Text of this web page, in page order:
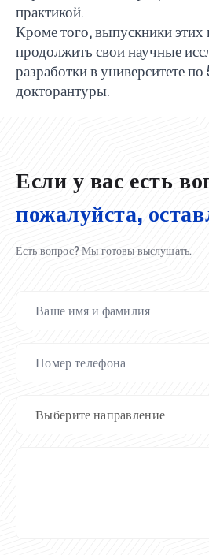
практикой.
Кроме того, выпускники
продолжить свои научные
разработки в университете
докторантуры.
UBS professori "Yangi O‘zbekiston
qatoridan joy oldi!
Вышел новый номер нашей
Xabarnomasi»!
Анализ деятельности UBS и планы
Преподаватели UBS повысили
Кыргызстане
Вперёд к победе, Узбекистан!
НАЗНАЧЕНИЕ
UBS в средствах массовой
UBS и выпускники университета
хокимията области
Хотите вывести изучение языка на
Inson kapitaliga yo‘naltirilgan
O‘zbekiston taraqqiyotining eng
Если у вас есть
пожалуйста,
Есть вопрос? Мы готовы выслушать.